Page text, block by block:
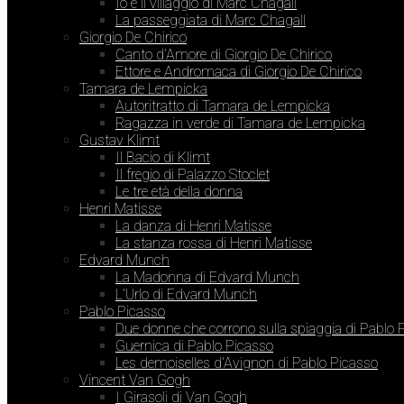
La passeggiata di Marc Chagall
Giorgio De Chirico
Canto d’Amore di Giorgio De Chirico
Ettore e Andromaca di Giorgio De Chirico
Tamara de Lempicka
Autoritratto di Tamara de Lempicka
Ragazza in verde di Tamara de Lempicka
Gustav Klimt
Il Bacio di Klimt
Il fregio di Palazzo Stoclet
Le tre età della donna
Henri Matisse
La danza di Henri Matisse
La stanza rossa di Henri Matisse
Edvard Munch
La Madonna di Edvard Munch
L’Urlo di Edvard Munch
Pablo Picasso
Due donne che corrono sulla spiaggia di Pablo
Guernica di Pablo Picasso
Les demoiselles d’Avignon di Pablo Picasso
Vincent Van Gogh
I Girasoli di Van Gogh